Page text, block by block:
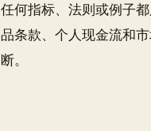
任何指标、法则或例子
品条款、个人现金流和
断。